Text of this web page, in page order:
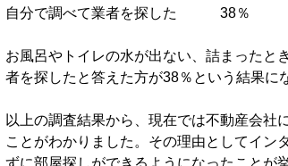
自分で調べて業者を探した 38％
お風呂やトイレの水が出ない、詰まったと
者を探したと答えた方が38％という結果に
以上の調査結果から、現在では不動産会社
ことがわかりました。その理由としてイン
ずに部屋探しができるようになったことが